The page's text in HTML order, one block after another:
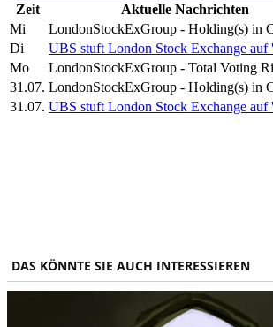
Zeit
Aktuelle Nachrichten
Mi
LondonStockExGroup - Holding(s) in
Di
UBS stuft London Stock Exchange auf
Mo
LondonStockExGroup - Total Voting
31.07. LondonStockExGroup - Holding(s) in
31.07. UBS stuft London Stock Exchange auf